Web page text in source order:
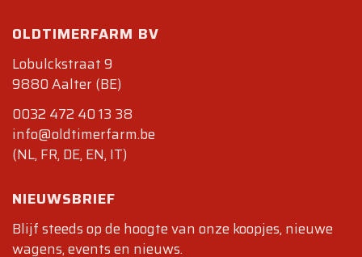
OLDTIMERFARM BV
Lobulckstraat 9
9880 Aalter (BE)
0032 472 40 13 38
info@oldtimerfarm.be
(NL, FR, DE, EN, IT)
NIEUWSBRIEF
Blijf steeds op de hoogte van onze koopjes, nieuwe
wagens, events en nieuws.